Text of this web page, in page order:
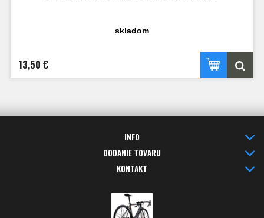
skladom
13,50 €
INFO
DODANIE TOVARU
KONTAKT